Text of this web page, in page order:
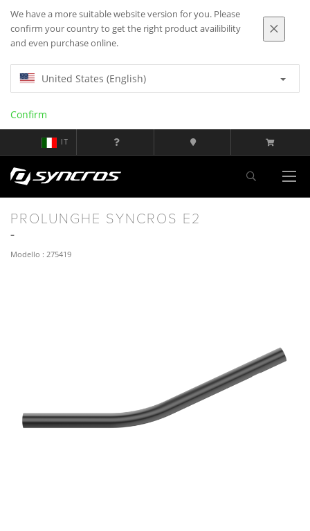
We have a more suitable website version for you. Please
confirm your country to get the right product availibility
and even purchase online.
United States (English)
Confirm
IT
PROLUNGHE SYNCROS E2
Modello : 275419